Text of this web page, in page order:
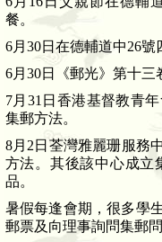
餐。
6月 30日在德輔道中26號
6月 30日《郵光》第十三
7月 31 日香港基督教青
集郵方法。
8月 2 日荃灣雅麗珊服務
方法。其後該中心成立
品。
暑假每逢會期，很多學
郵票及向理事詢問集郵